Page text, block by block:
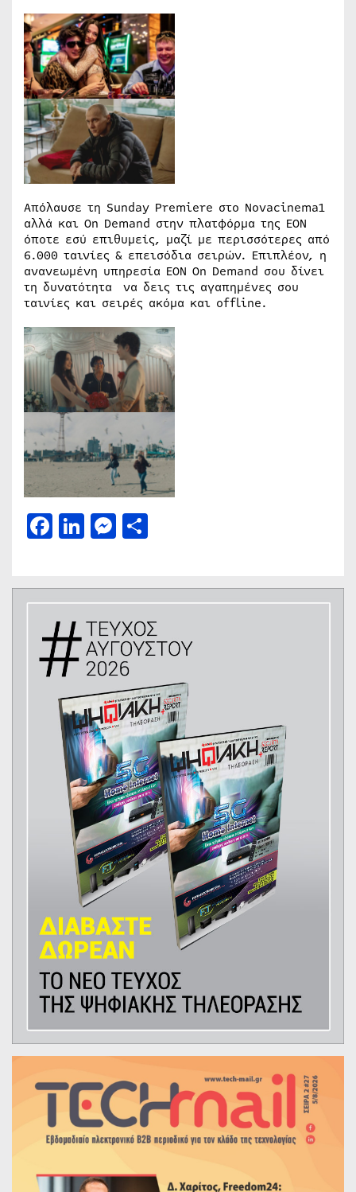
Απόλαυσε τη Sunday Premiere στο Novacinema1
αλλά και On Demand στην πλατφόρμα της ΕΟΝ
όποτε εσύ επιθυμείς, μαζί με περισσότερες από
6.000 ταινίες & επεισόδια σειρών. Επιπλέον, η
ανανεωμένη υπηρεσία ΕΟΝ On Demand σου δίνει
τη δυνατότητα να δεις τις αγαπημένες σου
ταινίες και σειρές ακόμα και offline.
Facebook
LinkedIn
Messenger